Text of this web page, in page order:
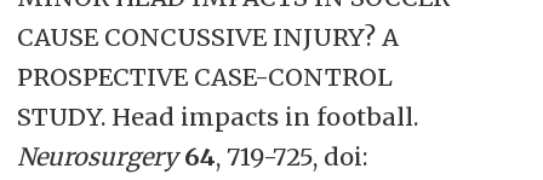
CAUSE CONCUSSIVE INJURY? A
PROSPECTIVE CASE-CONTROL
STUDY. Head impacts in football.
Neurosurgery 64, 719-725, doi: